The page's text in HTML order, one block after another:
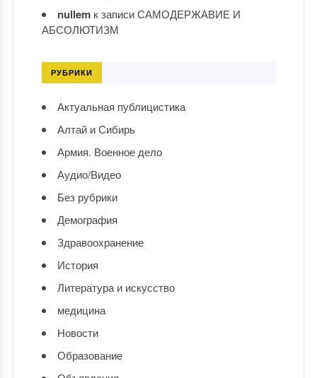
nullemк записиСАМОДЕРЖАВИЕ И
АБСОЛЮТИЗМ
РУБРИКИ
Актуальная публицистика
Алтай и Сибирь
Армия. Военное дело
Аудио/Видео
Без рубрики
Демография
Здравоохранение
История
Литература и искусство
медицина
Новости
Образование